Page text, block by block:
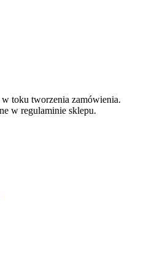
w toku tworzenia zamówienia.
w regulaminie sklepu.